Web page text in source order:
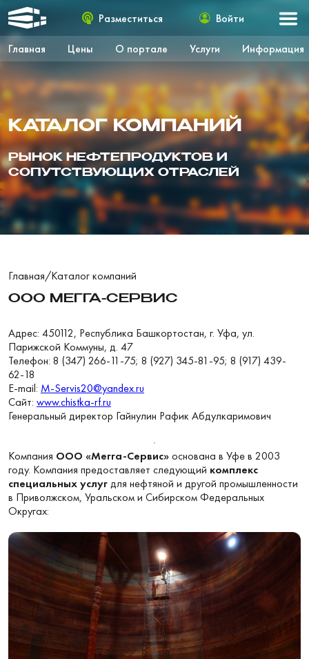
Главная Цены О портале Услуги Информация
Разместиться Войти
КАТАЛОГ КОМПАНИЙ
РЫНОК НЕФТЕПРОДУКТОВ И
СОПУТСТВУЮЩИХ ОТРАСЛЕЙ
Главная/Каталог компаний
ООО МЕГГА-СЕРВИС
Адрес: 450112, Республика Башкортостан, г. Уфа, ул.
Парижской Коммуны, д. 47
Телефон: 8 (347) 266-11-75; 8 (927) 345-81-95; 8 (917) 439-
62-18
Е-mail: M-Servis20@yandex.ru
Сайт: www.chistka-rf.ru
Генеральный директор Гайнулин Рафик Абдулкаримович
Компания ООО «Мегга-Сервис»основана в Уфе в 2003
году. Компания предоставляет следующий комплекс
специальных услугдля нефтяной и другой промышленности
в Приволжском, Уральском и Сибирском Федеральных
Округах: